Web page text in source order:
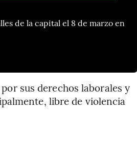
de la capital el 8 de marzo en
sus derechos laborales y
libre de violencia